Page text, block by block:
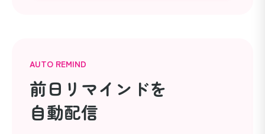
AUTO REMIND
前日リマインドを
自動配信